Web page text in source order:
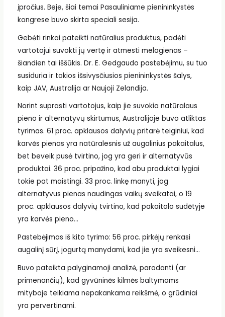
įpročius. Beje, šiai temai Pasauliniame pienininkystės
kongrese buvo skirta speciali sesija.
Gebėti rinkai pateikti natūralius produktus, padėti
vartotojui suvokti jų vertę ir atmesti melagienas –
šiandien tai iššūkis. Dr. E. Gedgaudo pastebėjimu, su tuo
susiduria ir tokios išsivysčiusios pienininkystės šalys,
kaip JAV, Australija ar Naujoji Zelandija.
Norint suprasti vartotojus, kaip jie suvokia natūralaus
pieno ir alternatyvų skirtumus, Australijoje buvo atliktas
tyrimas. 61 proc. apklausos dalyvių pritarė teiginiui, kad
karvės pienas yra natūralesnis už augalinius pakaitalus,
bet beveik pusė tvirtino, jog yra geri ir alternatyvūs
produktai. 36 proc. pripažino, kad abu produktai lygiai
tokie pat maistingi. 33 proc. linkę manyti, jog
alternatyvus pienas naudingas vaikų sveikatai, o 19
proc. apklausos dalyvių tvirtino, kad pakaitalo sudėtyje
yra karvės pieno…
Pastebėjimas iš kito tyrimo: 56 proc. pirkėjų renkasi
augalinį sūrį, jogurtą manydami, kad jie yra sveikesni…
Buvo pateikta palyginamoji analizė, parodanti (ar
primenančių), kad gyvūninės kilmės baltymams
mityboje teikiama nepakankama reikšmė, o grūdiniai
yra pervertinami.